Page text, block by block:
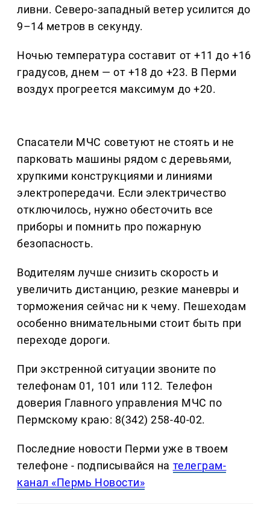
ливни. Северо-западный ветер усилится до
9–14 метров в секунду.
Ночью температура составит от +11 до +16
градусов, днем — от +18 до +23. В Перми
воздух прогреется максимум до +20.
Спасатели МЧС советуют не стоять и не
парковать машины рядом с деревьями,
хрупкими конструкциями и линиями
электропередачи. Если электричество
отключилось, нужно обесточить все
приборы и помнить про пожарную
безопасность.
Водителям лучше снизить скорость и
увеличить дистанцию, резкие маневры и
торможения сейчас ни к чему. Пешеходам
особенно внимательными стоит быть при
переходе дороги.
При экстренной ситуации звоните по
телефонам 01, 101 или 112. Телефон
доверия Главного управления МЧС по
Пермскому краю: 8(342) 258-40-02.
Последние новости Перми уже в твоем
телефоне - подписывайся на телеграм-
канал «Пермь Новости»